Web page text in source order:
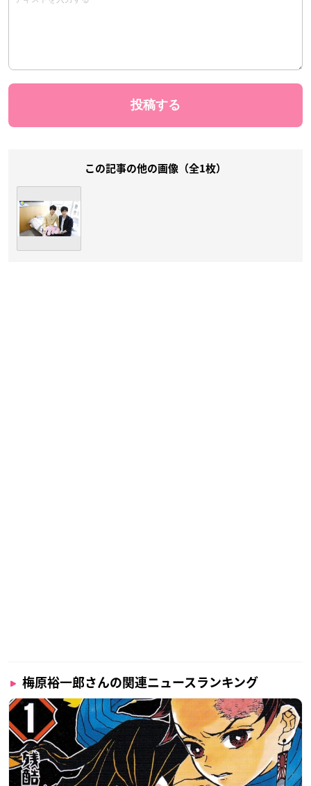
この記事の他の画像（全1枚）
梅原裕一郎さんの関連ニュースランキング